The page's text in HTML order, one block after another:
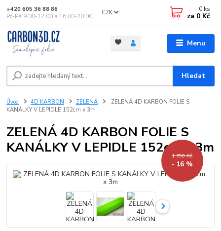
Menu
CZK
Hledat
+420 605 36 88 86
Po-Pá 9.00-12.00 a 16.00-20.00
0 ks
za 0 Kč
Úvod 4D KARBON ZELENÁ
ZELENÁ 4D KARBON FOLIE S
KANÁLKY V LEPIDLE 152cm x 3m
ZELENÁ 4D KARBON FOLIE S
KANÁLKY V LEPIDLE 152cm x 3m
1 790 Kč
- 16 %